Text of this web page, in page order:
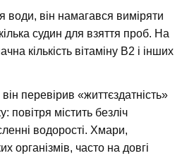
він намагався виміряти
судин для взяття проб. На
кількість вітаміну В2 і інших
перевірив «життєздатність»
містить безліч
водорості. Хмари,
організмів, часто на довгі